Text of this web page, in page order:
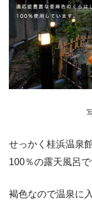
せっかく桂浜温泉
100％の露天風呂で
褐色なので温泉に